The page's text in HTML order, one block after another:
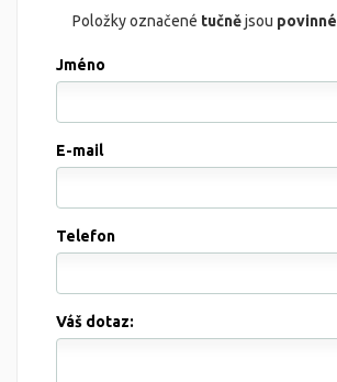
Položky označené tučnějsou
Jméno
E-mail
Telefon
Váš dotaz: